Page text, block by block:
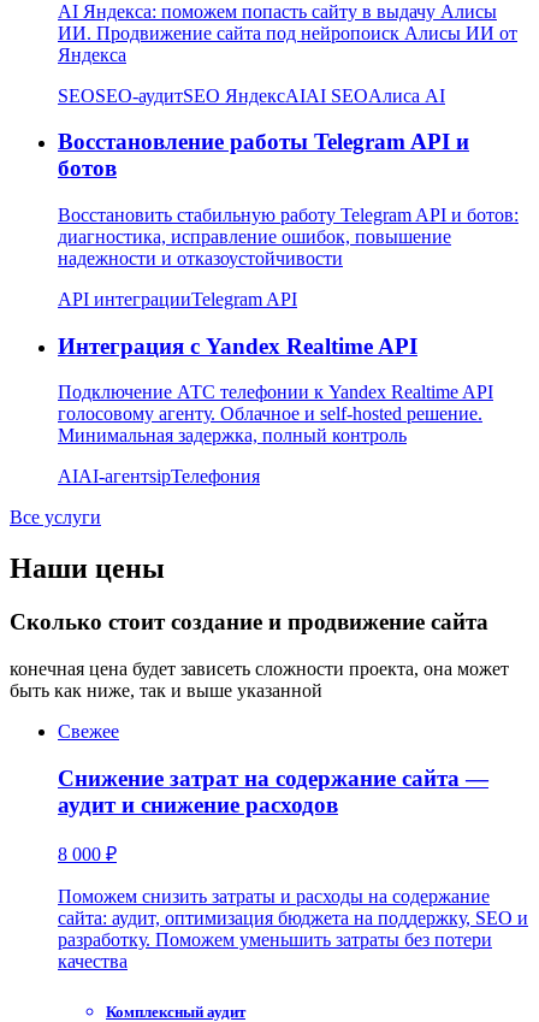
AI Яндекса: поможем попасть сайту в выдачу Алисы
ИИ. Продвижение сайта под нейропоиск Алисы ИИ от
Яндекса
SEOSEO-аудитSEO ЯндексAIAI SEOАлиса AI
Восстановление работы Telegram API и
ботов
Восстановить стабильную работу Telegram API и ботов:
диагностика, исправление ошибок, повышение
надежности и отказоустойчивости
API интеграцииTelegram API
Интеграция с Yandex Realtime API
Подключение АТС телефонии к Yandex Realtime API
голосовому агенту. Облачное и self-hosted решение.
Минимальная задержка, полный контроль
AIAI-агентsipТелефония
Все услуги
Наши цены
Сколько стоит создание и продвижение сайта
конечная цена будет зависеть сложности проекта, она может
быть как ниже, так и выше указанной
Свежее
Снижение затрат на содержание сайта —
аудит и снижение расходов
8 000 ₽
Поможем снизить затраты и расходы на содержание
сайта: аудит, оптимизация бюджета на поддержку, SEO и
разработку. Поможем уменьшить затраты без потери
качества
Комплексный аудит